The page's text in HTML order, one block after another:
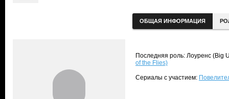
ОБЩАЯ ИНФОРМАЦИЯ
Последняя роль: Лоуренс (Big
of the Flies)
Сериалы с участием: